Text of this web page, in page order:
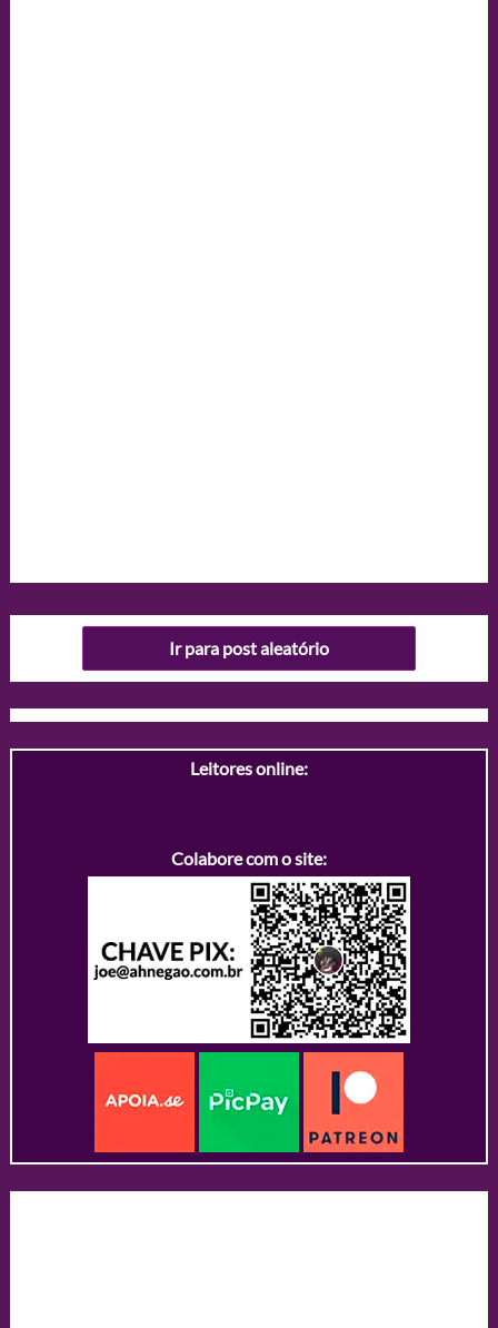
Ir para post aleatório
Leitores online:
Colabore com o site: